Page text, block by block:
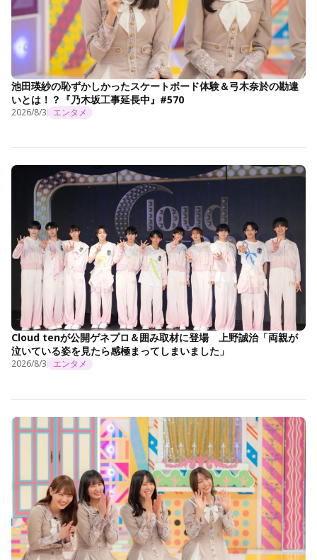
池田瑛紗の恥ずかしかったスケートボード体験＆弓木奈於の勘違
いとは！？『乃木坂工事延長中』#570
2026/8/3 エンタメ
Cloud tenが公開ゲネプロ＆囲み取材に登場 上野誠治「両親が
泣いている姿を見たら感極まってしまいました」
2026/8/3 エンタメ